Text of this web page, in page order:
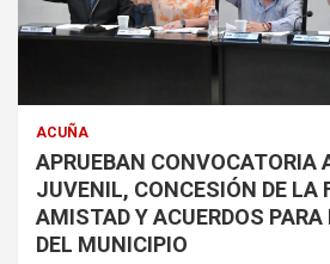
ACUÑA
APRUEBAN CONVOCATORIA
JUVENIL, CONCESIÓN DE LA
AMISTAD Y ACUERDOS PARA
DEL MUNICIPIO